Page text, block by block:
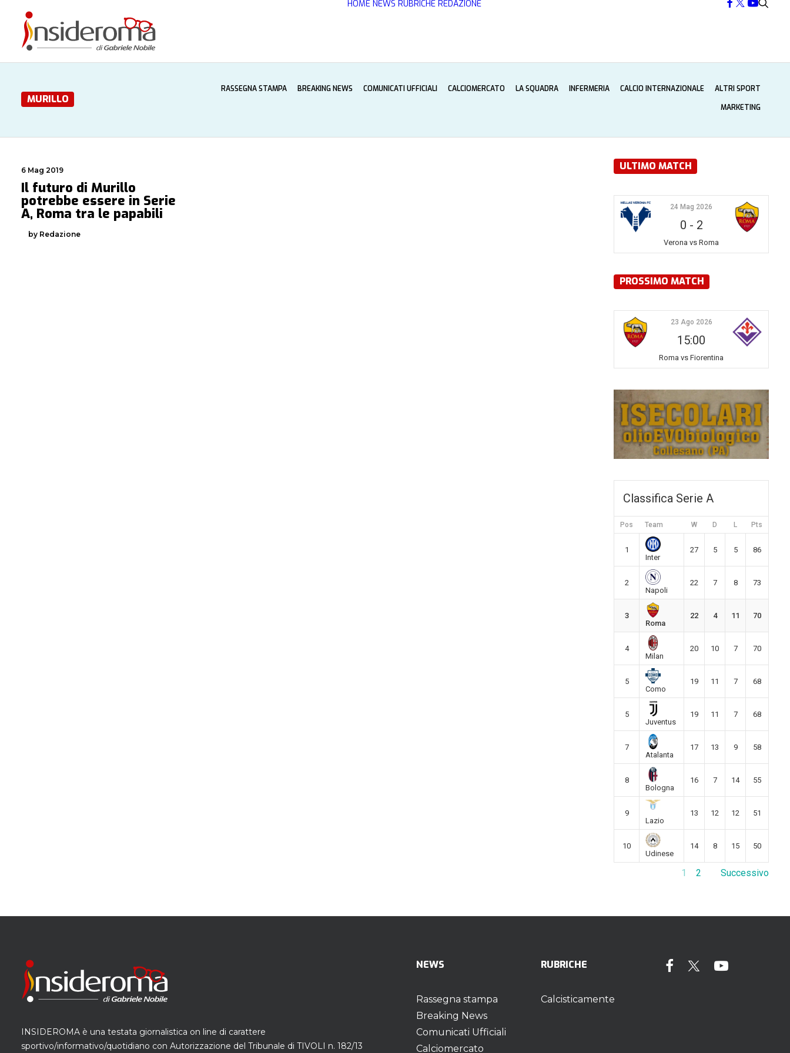
HOME NEWS RUBRICHE REDAZIONE
MURILLO
RASSEGNA STAMPA BREAKING NEWS COMUNICATI UFFICIALI CALCIOMERCATO LA SQUADRA INFERMERIA CALCIO INTERNAZIONALE
ALTRI SPORT
MARKETING
6 Mag 2019
Il futuro di Murillo
potrebbe essere in Serie
A, Roma tra le papabili
by Redazione
ULTIMO MATCH
24 Mag 2026
0 - 2
Verona vs Roma
PROSSIMO MATCH
23 Ago 2026
15:00
Roma vs Fiorentina
Classifica Serie A
Pos Team W D L Pts
1
Inter
27 5 5 86
2
Napoli
22 7 8 73
3
Roma
22 4 11 70
4
Milan
20 10 7 70
5
Como
19 11 7 68
5
Juventus
19 11 7 68
7
Atalanta
17 13 9 58
8
Bologna
16 7 14 55
9
Lazio
13 12 12 51
10
Udinese
14 8 15 50
1 2 Successivo
INSIDEROMA è una testata giornalistica on line di carattere
sportivo/informativo/quotidiano con Autorizzazione del Tribunale di TIVOLI n. 182/13
NEWS
Rassegna stampa
Breaking News
Comunicati Ufficiali
Calciomercato
RUBRICHE
Calcisticamente